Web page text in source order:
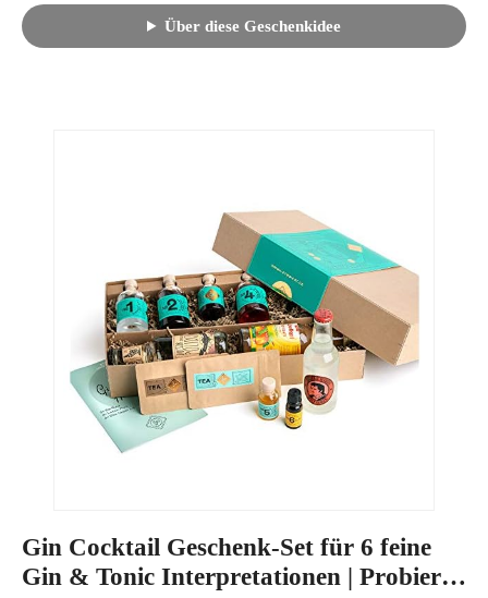
Über diese Geschenkidee
Gin Cocktail Geschenk-Set für 6 feine
Gin & Tonic Interpretationen | Probier-